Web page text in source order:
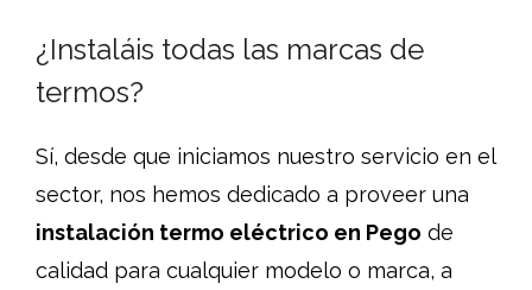
¿Instaláis todas las marcas de
termos?
Sí, desde que iniciamos nuestro servicio en el
sector, nos hemos dedicado a proveer una
instalación termo eléctrico en Pego de
calidad para cualquier modelo o marca, a